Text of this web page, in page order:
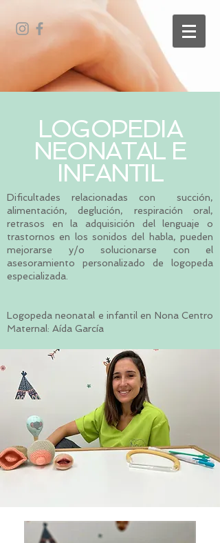
LOGOPEDIA
NEONATAL E
INFANTIL
Dificultades relacionadas con succión,
alimentación, deglución, respiración oral,
retrasos en la adquisición del lenguaje o
trastornos en los sonidos del habla, pueden
mejorarse y/o solucionarse con el
asesoramiento personalizado de logopeda
especializada.
Logopeda neonatal e infantil en Nona Centro
Maternal: Aída García